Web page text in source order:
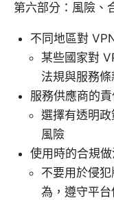
第六部分：風險、
不同地區對
某些國家對
法規與服務條
服務供應商的
選擇有透明
風險
使用時的合規做
不要用於侵
為，遵守平